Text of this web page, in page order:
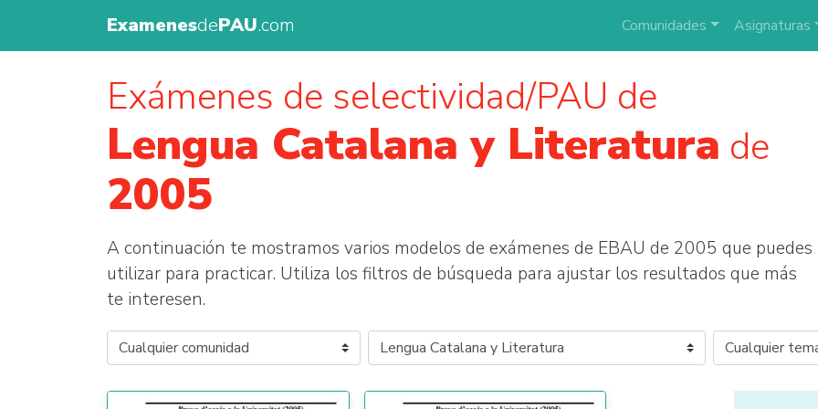
ExamenesdePAU.com Comunidades Asignaturas
Exámenes de selectividad/PAU de
Lengua Catalana y Literatura de
2005
A continuación te mostramos varios modelos de exámenes de EBAU de 2005 que puedes
utilizar para practicar. Utiliza los filtros de búsqueda para ajustar los resultados que más
te interesen.